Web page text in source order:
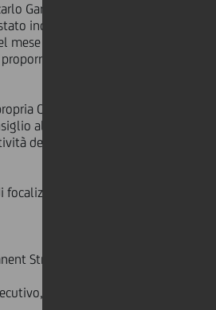
Garino e Giovanni Vaccarino
inoltre comunicato che il
mese di settembre al posto del
i Signori Doppelfeld e
Commissione di Corporate
allo scopo di migliorare
del Gruppo e in linea con le
sulle questioni
Strategic Committee, Audit &
i Comitati Nomine,